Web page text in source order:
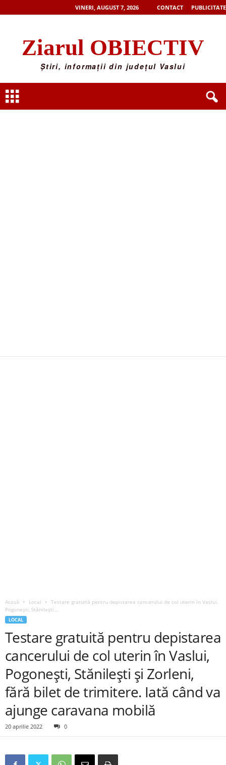
VINERI, AUGUST 7, 2026 CONTACT PUBLICITATE
Ziarul OBIECTIV
Știri, informații din județul Vaslui
Acasă Local
Testare gratuită pentru depistarea cancerului de col uterin în Vaslui,
Pogonești, Stănilești...
LOCAL
Testare gratuită pentru depistarea
cancerului de col uterin în Vaslui,
Pogonești, Stănilești și Zorleni,
fără bilet de trimitere. Iată când va
ajunge caravana mobilă
20 aprilie 2022 0